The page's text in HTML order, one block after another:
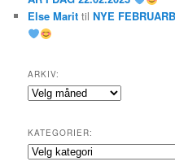
Else Marit tilNYE
ARKIV:
Arkiv:
KATEGORIER:
Kategorier: